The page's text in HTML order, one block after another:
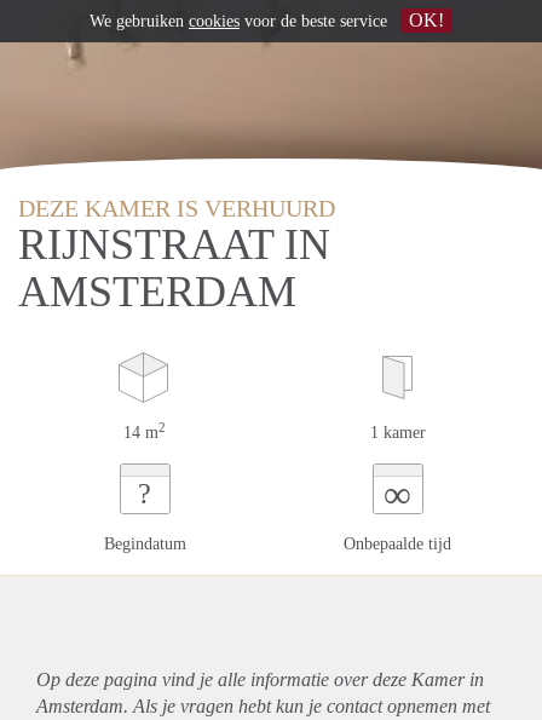
DEZE KAMER IS VERHUURD
RIJNSTRAAT IN
AMSTERDAM
14 m2 1 kamer
?
Begindatum
∞
Onbepaalde tijd
Op deze pagina vind je alle informatie over deze Kamer in
Amsterdam. Als je vragen hebt kun je contact opnemen met
We gebruiken cookies voor de beste service OK!